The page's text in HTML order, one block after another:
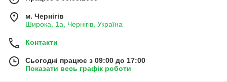
м. Чернігів
Широка, 1а, Чернігів, Україна
Контакти
Сьогодні працює з 09:00 до 17:00
Показати весь графік роботи